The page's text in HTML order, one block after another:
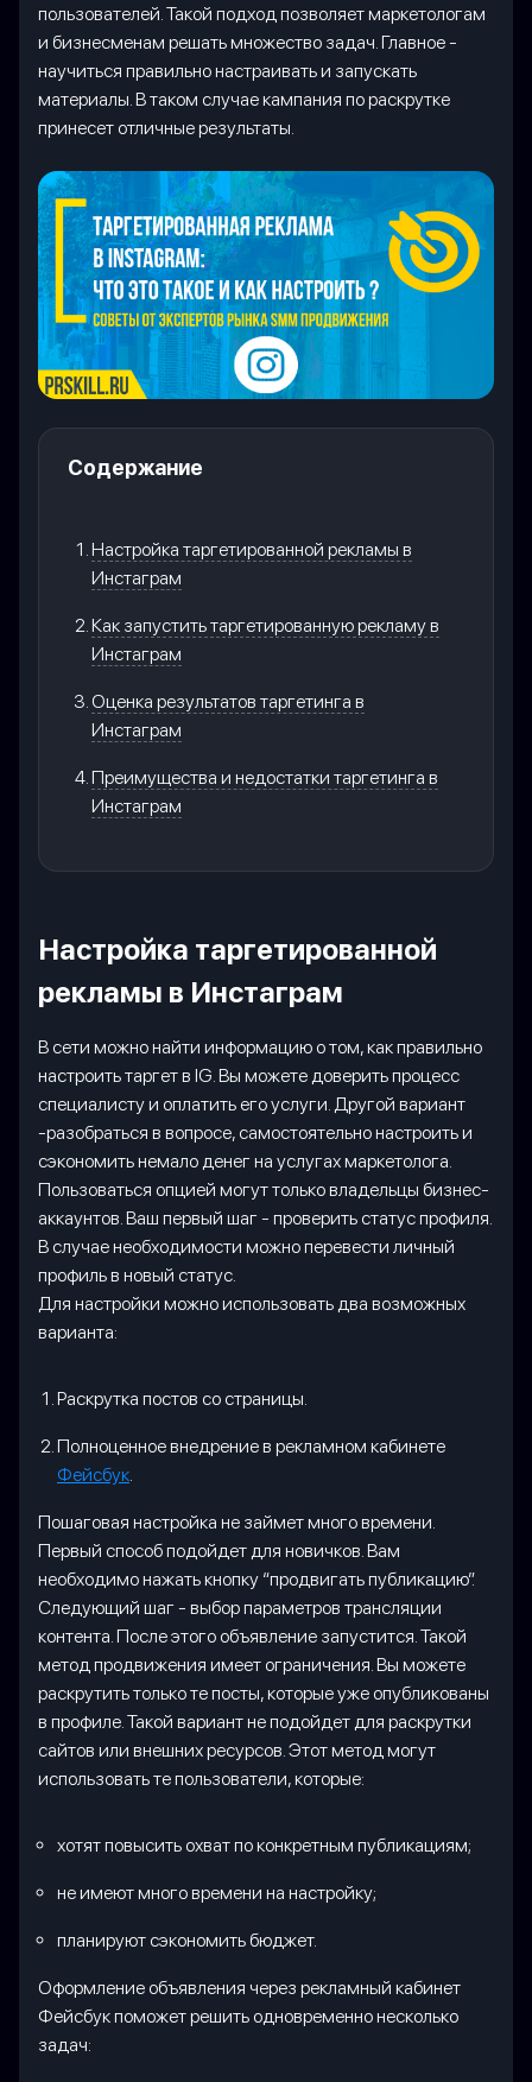
пользователей. Такой подход позволяет маркетологам
и бизнесменам решать множество задач. Главное -
научиться правильно настраивать и запускать
материалы. В таком случае кампания по раскрутке
принесет отличные результаты.
Содержание
Настройка таргетированной рекламы в
Инстаграм
Как запустить таргетированную рекламу в
Инстаграм
Оценка результатов таргетинга в
Инстаграм
Преимущества и недостатки таргетинга в
Инстаграм
Настройка таргетированной
рекламы в Инстаграм
В сети можно найти информацию о том, как правильно
настроить таргет в IG. Вы можете доверить процесс
специалисту и оплатить его услуги. Другой вариант
-разобраться в вопросе, самостоятельно настроить и
сэкономить немало денег на услугах маркетолога.
Пользоваться опцией могут только владельцы бизнес-
аккаунтов. Ваш первый шаг - проверить статус профиля.
В случае необходимости можно перевести личный
профиль в новый статус.
Для настройки можно использовать два возможных
варианта:
Раскрутка постов со страницы.
Полноценное внедрение в рекламном кабинете
Фейсбук
Пошаговая настройка не займет много времени.
Первый способ подойдет для новичков. Вам
необходимо нажать кнопку “продвигать публикацию”.
Следующий шаг - выбор параметров трансляции
контента. После этого объявление запустится. Такой
метод продвижения имеет ограничения. Вы можете
раскрутить только те посты, которые уже опубликованы
в профиле. Такой вариант не подойдет для раскрутки
сайтов или внешних ресурсов. Этот метод могут
использовать те пользователи, которые:
хотят повысить охват по конкретным публикациям;
не имеют много времени на настройку;
планируют сэкономить бюджет.
Оформление объявления через рекламный кабинет
Фейсбук поможет решить одновременно несколько
задач: